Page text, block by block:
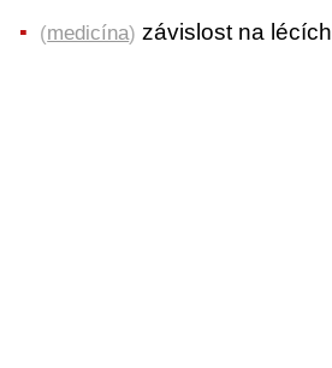
(medicína) závislost na lécích